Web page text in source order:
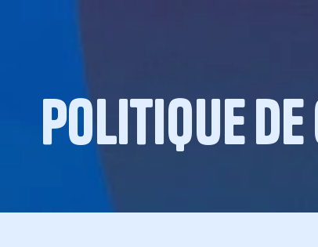
politique